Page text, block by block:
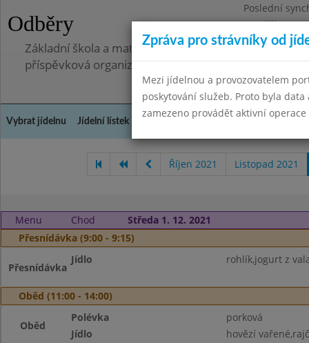
Odběry
Poslední
Pondělí
Základní škola a mateřská škola, Pavlovice u
příspěvková organizace
Vybrat jídelnu Jídelní lístek Kontakty a informace
Říjen 2021 Listopad 2021
Menu Chod
Středa 1. 12. 2021
Přesnídávka (9:00 - 9:15)
Přesnídávka
Jídlo rohlík,jogurt z
Oběd (11:00 - 14:00)
Oběd
Polévka
porková
Jídlo
hovězí
Zpráva pro strávníky od
Mezi jídelnou a provozovatelem
poskytování služeb. Proto byla
zamezeno provádět aktivní